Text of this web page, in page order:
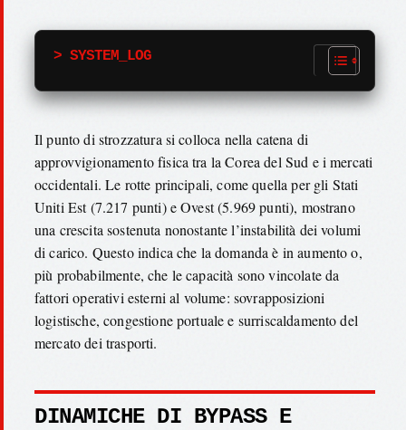
> SYSTEM_LOG
Il punto di strozzatura si colloca nella catena di
approvvigionamento fisica tra la Corea del Sud e i mercati
occidentali. Le rotte principali, come quella per gli Stati
Uniti Est (7.217 punti) e Ovest (5.969 punti), mostrano
una crescita sostenuta nonostante l’instabilità dei volumi
di carico. Questo indica che la domanda è in aumento o,
più probabilmente, che le capacità sono vincolate da
fattori operativi esterni al volume: sovrapposizioni
logistische, congestione portuale e surriscaldamento del
mercato dei trasporti.
DINAMICHE DI BYPASS E